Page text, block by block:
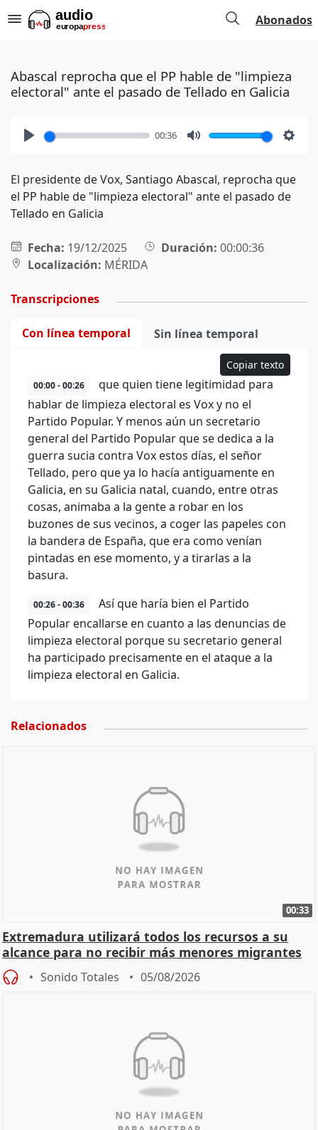
Abonados
Abascal reprocha que el PP hable de "limpieza
electoral" ante el pasado de Tellado en Galicia
00:36
El presidente de Vox, Santiago Abascal, reprocha que
el PP hable de "limpieza electoral" ante el pasado de
Tellado en Galicia
Fecha: 19/12/2025 Duración: 00:00:36
Localización: MÉRIDA
Transcripciones
Con línea temporal Sin línea temporal
Copiar texto
00:00 - 00:26
que quien tiene legitimidad para
hablar de limpieza electoral es Vox y no el
Partido Popular. Y menos aún un secretario
general del Partido Popular que se dedica a la
guerra sucia contra Vox estos días, el señor
Tellado, pero que ya lo hacía antiguamente en
Galicia, en su Galicia natal, cuando, entre otras
cosas, animaba a la gente a robar en los
buzones de sus vecinos, a coger las papeles con
la bandera de España, que era como venían
pintadas en ese momento, y a tirarlas a la
basura.
00:26 - 00:36
Así que haría bien el Partido
Popular encallarse en cuanto a las denuncias de
limpieza electoral porque su secretario general
ha participado precisamente en el ataque a la
limpieza electoral en Galicia.
Relacionados
00:33
Extremadura utilizará todos los recursos a su
alcance para no recibir más menores migrantes
Sonido Totales 05/08/2026